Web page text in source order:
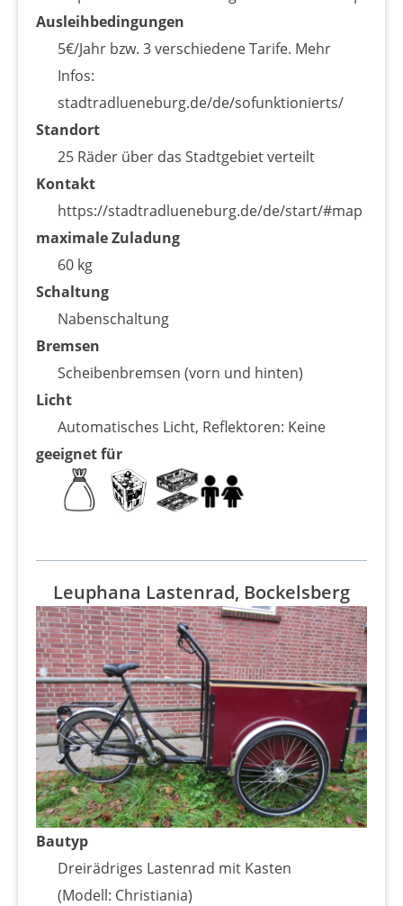
Ausleihbedingungen
5€/Jahr bzw. 3 verschiedene Tarife. Mehr
Infos:
stadtradlueneburg.de/de/sofunktionierts/
Standort
25 Räder über das Stadtgebiet verteilt
Kontakt
https://stadtradlueneburg.de/de/start/#map
maximale Zuladung
60 kg
Schaltung
Nabenschaltung
Bremsen
Scheibenbremsen (vorn und hinten)
Licht
Automatisches Licht, Reflektoren: Keine
geeignet für
Leuphana Lastenrad, Bockelsberg
Bautyp
Dreirädriges Lastenrad mit Kasten
(Modell: Christiania)